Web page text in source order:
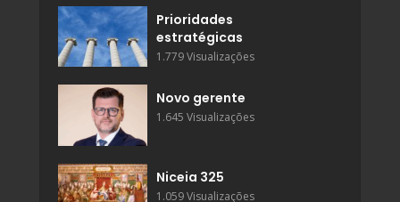
Prioridades
estratégicas
1.779 Visualizações
Novo gerente
1.645 Visualizações
Niceia 325
1.059 Visualizações